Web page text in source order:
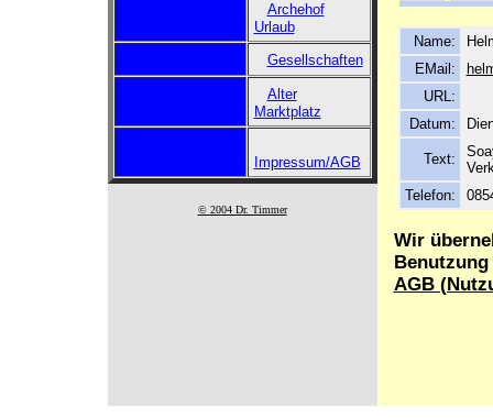
Archehof
Urlaub
Gesellschaften
Alter
Marktplatz
Impressum/AGB
© 2004 Dr. Timmer
Name:
EMail:
URL:
Datum:
Text:
Telefon:
Wir
AGB